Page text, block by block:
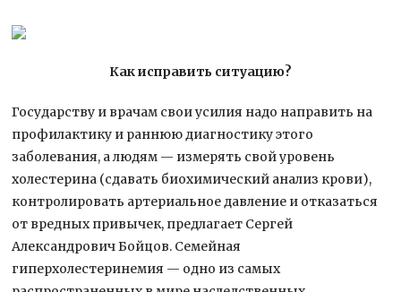
Как исправить ситуацию?
Государству и врачам свои усилия надо направить на
профилактику и раннюю диагностику этого
заболевания, а людям — измерять свой уровень
холестерина (сдавать биохимический анализ крови),
контролировать артериальное давление и отказаться
от вредных привычек, предлагает Сергей
Александрович Бойцов. Семейная
гиперхолестеринемия — одно из самых